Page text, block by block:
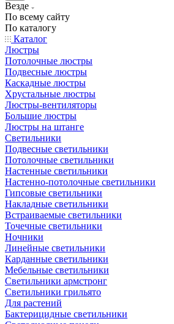
Везде
По всему сайту
По каталогу
Каталог
Люстры
Потолочные люстры
Подвесные люстры
Каскадные люстры
Хрустальные люстры
Люстры-вентиляторы
Большие люстры
Люстры на штанге
Светильники
Подвесные светильники
Потолочные светильники
Настенные светильники
Настенно-потолочные светильники
Гипсовые светильники
Накладные светильники
Встраиваемые светильники
Точечные светильники
Ночники
Линейные светильники
Карданные светильники
Мебельные светильники
Светильники армстронг
Светильники грильято
Для растений
Бактерицидные светильники